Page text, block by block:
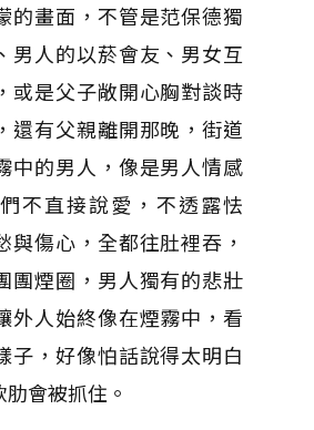
的畫面，不管是范保德獨
男人的以菸會友、男女互
或是父子敞開心胸對談時
還有父親離開那晚，街道
中的男人，像是男人情感
不直接說愛，不透露怯
與傷心，全都往肚裡吞，
團煙圈，男人獨有的悲壯
外人始終像在煙霧中，看
子，好像怕話說得太明白
會被抓住。